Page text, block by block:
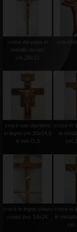
croce del papa in
metallo dorato
cm.28x12
croce san damiano
in legno cm.20x14,5
X mm.O,5
croce in
in
croce in legno chiaro
corpo pvc 14x24
croce in
in